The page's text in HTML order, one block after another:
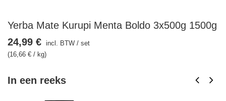
Yerba Mate Kurupi Menta Boldo 3x500g 1500g
In een reeks
24,99 € incl. BTW / set
(16,66 € / kg)